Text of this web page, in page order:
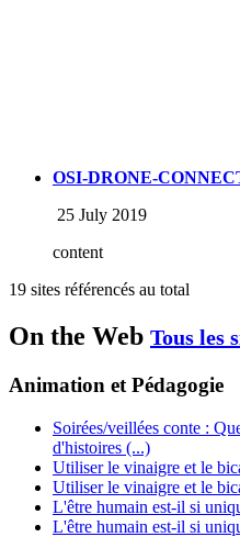
OSI-DRONE-
25 July 2019
content
19 sites référencés au total
On the Web Tous les
Animation et Pédagogie
Soirées/veillées conte :
d'histoires (...)
Utiliser le vinaigre et le
Utiliser le vinaigre et le
L'être humain est-il si
L'être humain est-il si